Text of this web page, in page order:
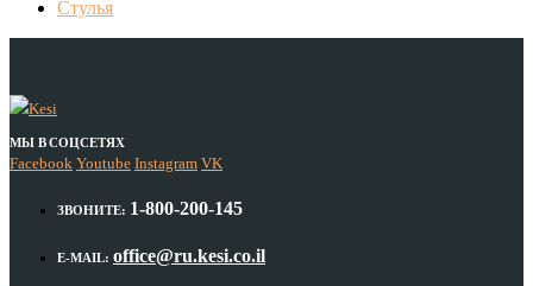
Стулья
МЫ В СОЦСЕТЯХ
Facebook Youtube Instagram VK
ЗВОНИТЕ: 1-800-200-145
E-MAIL: office@ru.kesi.co.il